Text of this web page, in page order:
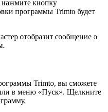
нажмите кнопку
программы Trimto будет
отобразит сообщение о
Trimto, вы сможете
в меню «Пуск». Щелкните